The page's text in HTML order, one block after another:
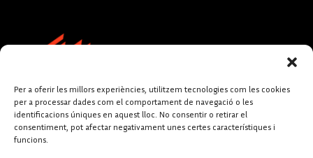
Per a oferir les millors experiències, utilitzem tecnologies com les cookies
per a processar dades com el comportament de navegació o les
identificacions úniques en aquest lloc. No consentir o retirar el
consentiment, pot afectar negativament unes certes característiques i
funcions.